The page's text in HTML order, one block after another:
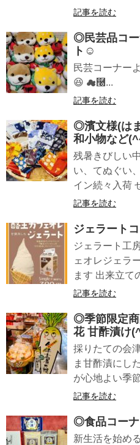
記事を読む
◎民芸品コ
ト☺
民芸コーナー
😆 ☁࿠...
記事を読む
◎濱文様(は
和小物など
残暑きびしい
い、てぬぐい
イン続々入荷
記事を読む
ジェラート
ジェラート工
ェオレジェラ
ます 出来立て
記事を読む
◎季節限定
花 甘酢漬け
採りたての会
ま甘酢漬にし
が心地よい季
記事を読む
◎食品コー
新生活を始め